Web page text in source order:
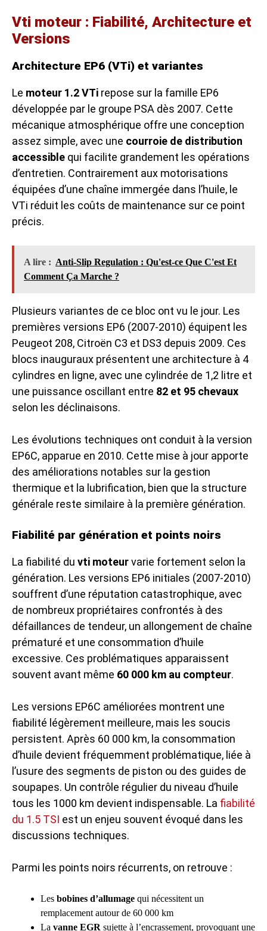
Vti moteur : Fiabilité, Architecture et
Versions
Architecture EP6 (VTi) et variantes
Le moteur 1.2 VTi repose sur la famille EP6
développée par le groupe PSA dès 2007. Cette
mécanique atmosphérique offre une conception
assez simple, avec une courroie de distribution
accessible qui facilite grandement les opérations
d’entretien. Contrairement aux motorisations
équipées d’une chaîne immergée dans l’huile, le
VTi réduit les coûts de maintenance sur ce point
précis.
A lire : Anti-Slip Regulation : Qu'est-ce Que C'est Et
Comment Ça Marche ?
Plusieurs variantes de ce bloc ont vu le jour. Les
premières versions EP6 (2007-2010) équipent les
Peugeot 208, Citroën C3 et DS3 depuis 2009. Ces
blocs inauguraux présentent une architecture à 4
cylindres en ligne, avec une cylindrée de 1,2 litre et
une puissance oscillant entre 82 et 95 chevaux
selon les déclinaisons.
Les évolutions techniques ont conduit à la version
EP6C, apparue en 2010. Cette mise à jour apporte
des améliorations notables sur la gestion
thermique et la lubrification, bien que la structure
générale reste similaire à la première génération.
Fiabilité par génération et points noirs
La fiabilité du vti moteurvarie fortement selon la
génération. Les versions EP6 initiales (2007-2010)
souffrent d’une réputation catastrophique, avec
de nombreux propriétaires confrontés à des
défaillances de tendeur, un allongement de chaîne
prématuré et une consommation d’huile
excessive. Ces problématiques apparaissent
souvent avant même 60 000 km au compteur.
Les versions EP6C améliorées montrent une
fiabilité légèrement meilleure, mais les soucis
persistent. Après 60 000 km, la consommation
d’huile devient fréquemment problématique, liée à
l’usure des segments de piston ou des guides de
soupapes. Un contrôle régulier du niveau d’huile
tous les 1000 km devient indispensable. La fiabilité
du 1.5 TSI est un enjeu souvent évoqué dans les
discussions techniques.
Parmi les points noirs récurrents, on retrouve :
Les bobines d’allumage qui nécessitent un
remplacement autour de 60 000 km
La vanne EGR sujette à l’encrassement, provoquant une